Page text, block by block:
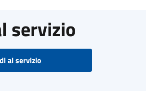
servizio
al servizio